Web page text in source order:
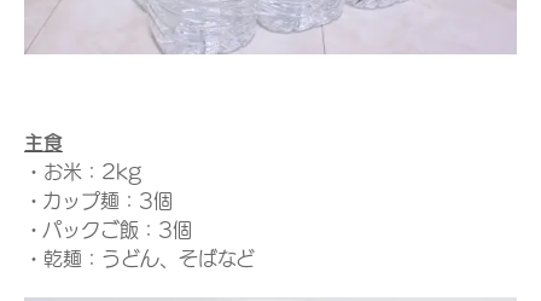
主食
・お米：2kg
・カップ麺：3個
・パックご飯：3個
・乾麺：うどん、そばなど